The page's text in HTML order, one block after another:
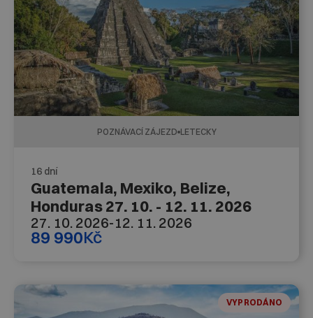
POZNÁVACÍ ZÁJEZD LETECKY
16 dní
Guatemala, Mexiko, Belize,
Honduras 27. 10. - 12. 11. 2026
27. 10. 2026-12. 11. 2026
89 990Kč
VYPRODÁNO